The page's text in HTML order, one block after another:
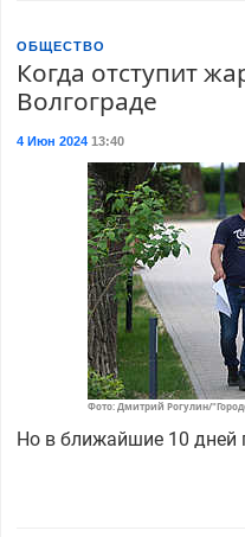
ОБЩЕСТВО
Когда отступит
Волгограде
4 Июн 202413:40
Фото: Дмитрий Рогулин/
Но в ближайшие 10 дней